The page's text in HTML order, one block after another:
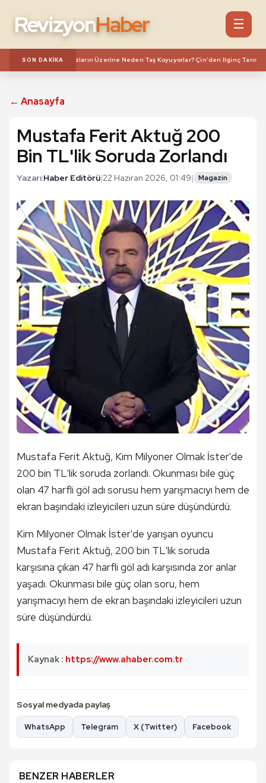
RevizyonHaber ☰
SON DAKIKA
- 3.Sira *** Karpuzların Üzerine Neden Taş Koyuyorlar? Çin'den Ilginç Tarım
← Anasayfa
Mustafa Ferit Aktuğ 200
Bin TL'lik Soruda Zorlandı
Yazarı:Haber Editörü|22 Haziran 2026, 01:49| Magazin
Mustafa Ferit Aktuğ, Kim Milyoner Olmak İster'de
200 bin TL'lik soruda zorlandı. Okunması bile güç
olan 47 harfli göl adı sorusu hem yarışmacıyı hem de
ekran başındaki izleyicileri uzun süre düşündürdü.
Kim Milyoner Olmak İster'de yarışan oyuncu
Mustafa Ferit Aktuğ, 200 bin TL'lik soruda
karşısına çıkan 47 harfli göl adı karşısında zor anlar
yaşadı. Okunması bile güç olan soru, hem
yarışmacıyı hem de ekran başındaki izleyicileri uzun
süre düşündürdü.
Kaynak : https://www.ahaber.com.tr
Sosyal medyada paylaş
WhatsApp Telegram X (Twitter) Facebook
BENZER HABERLER